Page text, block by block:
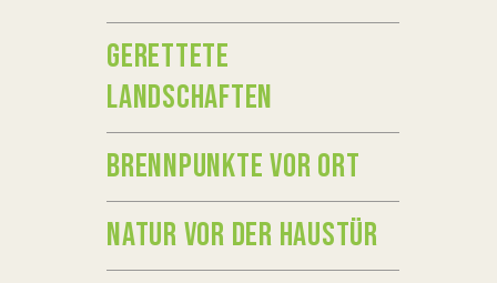
GERETTETE
LANDSCHAFTEN
BRENNPUNKTE VOR ORT
NATUR VOR DER HAUSTÜR